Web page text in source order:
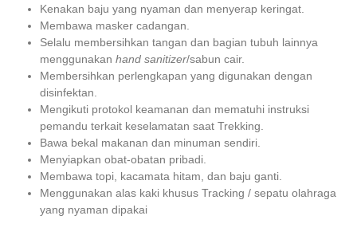
Kenakan baju yang nyaman dan menyerap keringat.
Membawa masker cadangan.
Selalu membersihkan tangan dan bagian tubuh lainnya
menggunakan hand sanitizer/sabun cair.
Membersihkan perlengkapan yang digunakan dengan
disinfektan.
Mengikuti protokol keamanan dan mematuhi instruksi
pemandu terkait keselamatan saat Trekking.
Bawa bekal makanan dan minuman sendiri.
Menyiapkan obat-obatan pribadi.
Membawa topi, kacamata hitam, dan baju ganti.
Menggunakan alas kaki khusus Tracking / sepatu olahraga
yang nyaman dipakai